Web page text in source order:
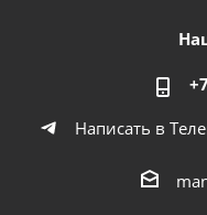
Написать в